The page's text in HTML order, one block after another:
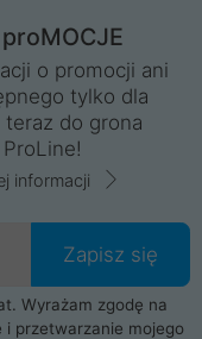
o promocji ani
tylko dla
teraz do grona
informacji
Zapisz się
Wyrażam zgodę na
i przetwarzanie mojego